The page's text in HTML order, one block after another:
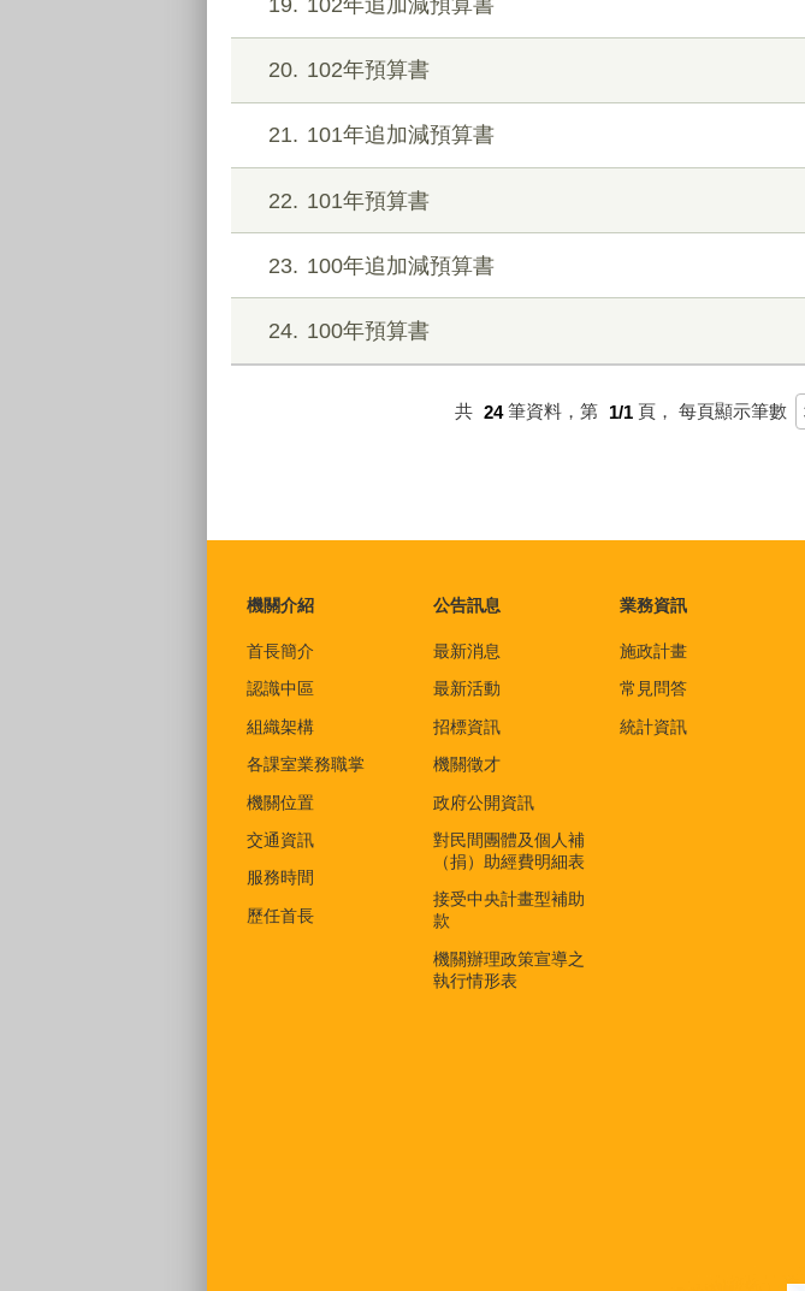
19 102年追加減預算書
20 102年預算書
21 101年追加減預算書
22 101年預算書
23 100年追加減預算書
24 100年預算書
共 24 筆資料，第 1/1 頁， 每頁顯示筆數
機關介紹
首長簡介
認識中區
組織架構
各課室業務職掌
機關位置
交通資訊
服務時間
歷任首長
公告訊息
最新消息
最新活動
招標資訊
機關徵才
政府公開資訊
對民間團體及個人補
（捐）助經費明細表
接受中央計畫型補助
款
機關辦理政策宣導之
執行情形表
業務資訊
施政計畫
常見問答
統計資訊